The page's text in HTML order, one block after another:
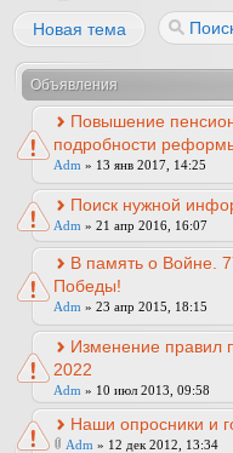
Новая тема
Объявления
Повышение
подробности
Adm » 13 янв 2017, 14:25
Поиск нужной
Adm » 21 апр 2016, 16:07
В память о Войне.
Победы!
Adm » 23 апр 2015, 18:15
Изменение правил
2022
Adm » 10 июл 2013, 09:58
Наши опросники и
Adm » 12 дек 2012, 13:34